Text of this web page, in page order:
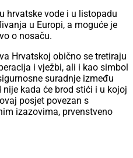
hrvatske vode i u listopadu
u Europi, a moguće je
o nosaču.
Hrvatskoj obično se tretiraju
i vježbi, ali i kao simbol
suradnje između
nije kada će brod stići i u kojoj
posjet povezan s
izazovima, prvenstveno